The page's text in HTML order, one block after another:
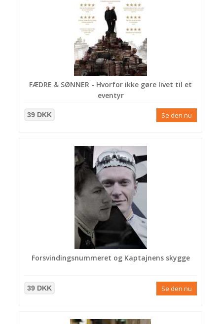
FÆDRE & SØNNER - Hvorfor ikke gøre livet til et
eventyr
39 DKK Se den nu
Forsvindingsnummeret og Kaptajnens skygge
39 DKK Se den nu